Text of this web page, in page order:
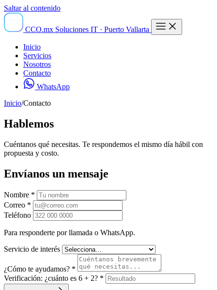
Saltar al contenido
CCO
CCO.mx Soluciones IT · Puerto Vallarta
Inicio
Servicios
Nosotros
Contacto
WhatsApp
Inicio/Contacto
Hablemos
Cuéntanos qué necesitas. Te respondemos el mismo día hábil con
propuesta y costo.
Envíanos un mensaje
Nombre *
Correo *
Teléfono
Para responderte por llamada o WhatsApp.
Servicio de interés
¿Cómo te ayudamos? *
Verificación: ¿cuánto es 6 + 2? *